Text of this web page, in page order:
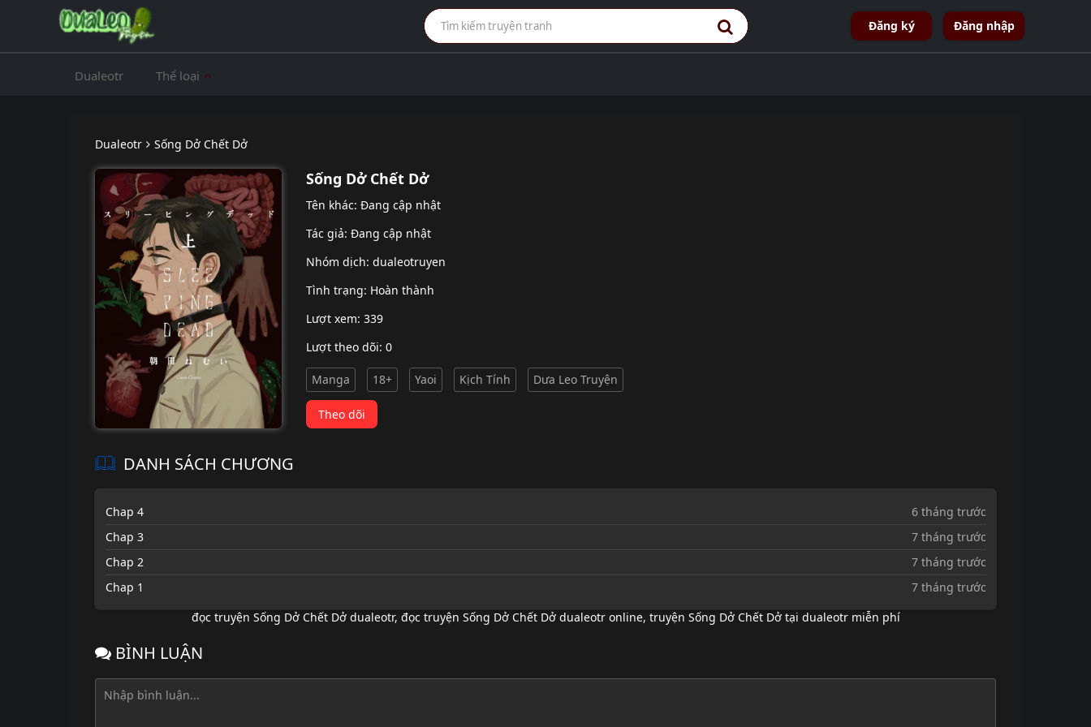
Đăng ký Đăng nhập
Dualeotr Thể loại
Dualeotr Sống Dở Chết Dở
Sống Dở Chết Dở
Tên khác: Đang cập nhật
Tác giả: Đang cập nhật
Nhóm dịch: dualeotruyen
Tình trạng: Hoàn thành
Lượt xem: 339
Lượt theo dõi: 0
Manga 18+ Yaoi Kịch Tính Dưa Leo Truyện
Theo dõi
DANH SÁCH CHƯƠNG
Chap 4
6 tháng trước
Chap 3
7 tháng trước
Chap 2
7 tháng trước
Chap 1
7 tháng trước
đọc truyện Sống Dở Chết Dở dualeotr, đọc truyện Sống Dở Chết Dở dualeotr online, truyện Sống Dở Chết Dở tại dualeotr miễn phí
BÌNH LUẬN